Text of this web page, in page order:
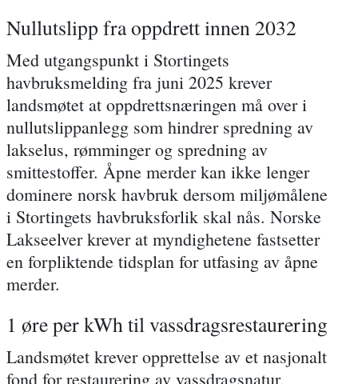
Nullutslipp fra oppdrett innen 2032
Med utgangspunkt i Stortingets
havbruksmelding fra juni 2025 krever
landsmøtet at oppdrettsnæringen må over i
nullutslippanlegg som hindrer spredning av
lakselus, rømminger og spredning av
smittestoffer. Åpne merder kan ikke lenger
dominere norsk havbruk dersom miljømålene
i Stortingets havbruksforlik skal nås. Norske
Lakseelver krever at myndighetene fastsetter
en forpliktende tidsplan for utfasing av åpne
merder.
1 øre per kWh til vassdragsrestaurering
Landsmøtet krever opprettelse av et nasjonalt
fond for restaurering av vassdragsnatur,